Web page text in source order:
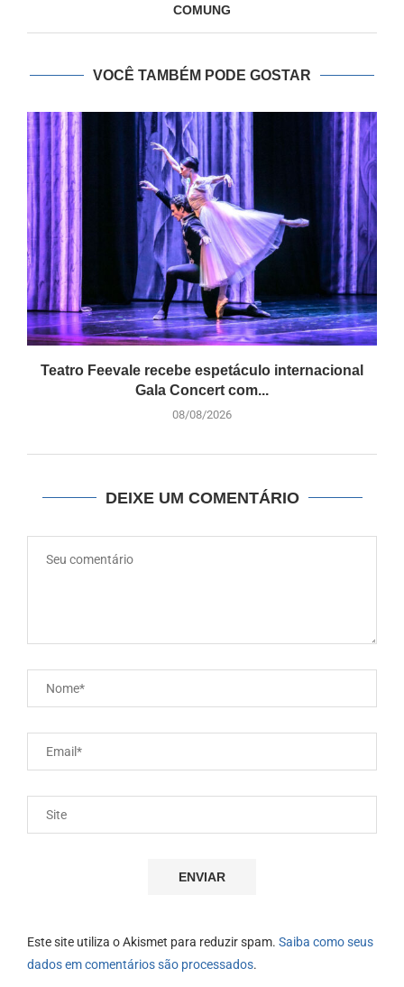
COMUNG
VOCÊ TAMBÉM PODE GOSTAR
Teatro Feevale recebe espetáculo internacional
Gala Concert com...
08/08/2026
DEIXE UM COMENTÁRIO
Este site utiliza o Akismet para reduzir spam. Saiba como seus
dados em comentários são processados.